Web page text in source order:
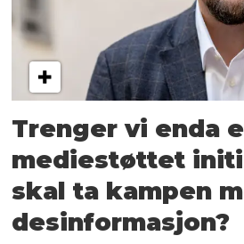
Trenger vi enda
mediestøttet
skal ta kampen
desinformasjon?